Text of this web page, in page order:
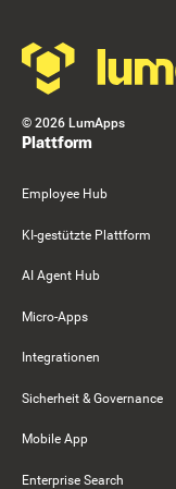
© 2026 LumApps
Plattform
Employee Hub
KI-gestützte Plattform
AI Agent Hub
Micro-Apps
Integrationen
Sicherheit & Governance
Mobile App
Enterprise Search